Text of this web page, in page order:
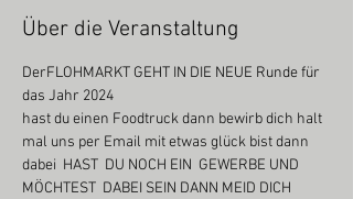
Über die Veranstaltung
DerFLOHMARKT GEHT IN DIE NEUE Runde für
das Jahr 2024
hast du einen Foodtruck dann bewirb dich halt
mal uns per Email mit etwas glück bist dann
dabei  HAST  DU NOCH EIN  GEWERBE UND
MÖCHTEST  DABEI SEIN DANN MEID DICH